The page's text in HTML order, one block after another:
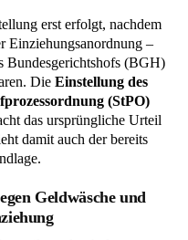
erst erfolgt, nachdem
Einziehungsanordnung –
Bundesgerichtshofs (BGH)
Die Einstellung des
(StPO)
das ursprüngliche Urteil
damit auch der bereits
Geldwäsche und